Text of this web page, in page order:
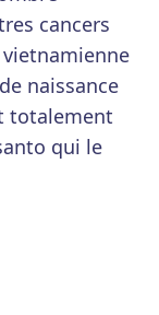
cancers
naissance
totalement
qui le